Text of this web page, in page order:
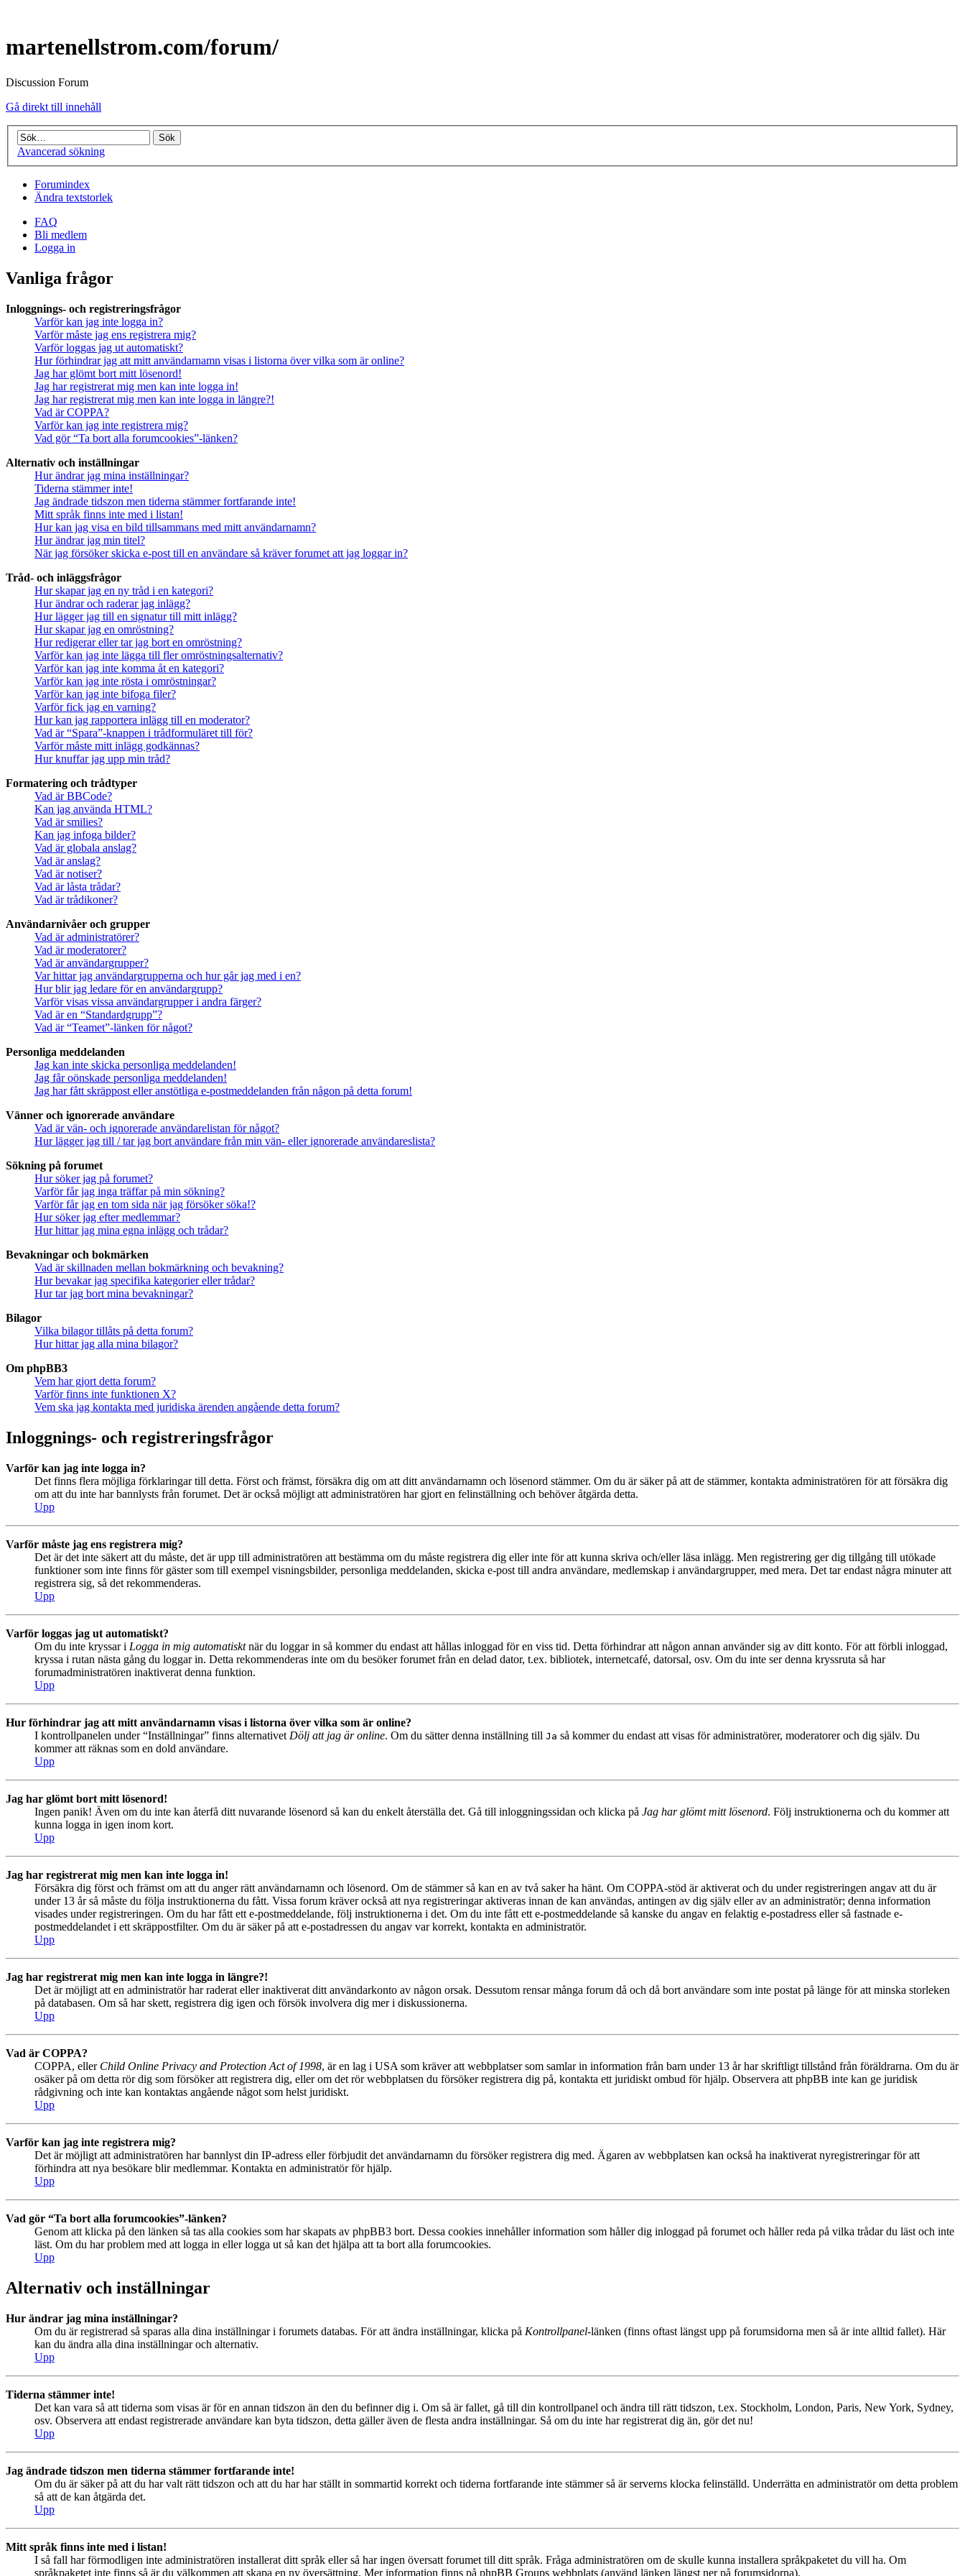
martenellstrom.com/forum/
Discussion Forum
Gå direkt till innehåll
Avancerad sökning
Forumindex
Ändra textstorlek
FAQ
Bli medlem
Logga in
Vanliga frågor
Inloggnings- och registreringsfrågor
Varför kan jag inte logga in?
Varför måste jag ens registrera mig?
Varför loggas jag ut automatiskt?
Hur förhindrar jag att mitt användarnamn visas i listorna över vilka som är online?
Jag har glömt bort mitt lösenord!
Jag har registrerat mig men kan inte logga in!
Jag har registrerat mig men kan inte logga in längre?!
Vad är COPPA?
Varför kan jag inte registrera mig?
Vad gör “Ta bort alla forumcookies”-länken?
Alternativ och inställningar
Hur ändrar jag mina inställningar?
Tiderna stämmer inte!
Jag ändrade tidszon men tiderna stämmer fortfarande inte!
Mitt språk finns inte med i listan!
Hur kan jag visa en bild tillsammans med mitt användarnamn?
Hur ändrar jag min titel?
När jag försöker skicka e-post till en användare så kräver forumet att jag loggar in?
Tråd- och inläggsfrågor
Hur skapar jag en ny tråd i en kategori?
Hur ändrar och raderar jag inlägg?
Hur lägger jag till en signatur till mitt inlägg?
Hur skapar jag en omröstning?
Hur redigerar eller tar jag bort en omröstning?
Varför kan jag inte lägga till fler omröstningsalternativ?
Varför kan jag inte komma åt en kategori?
Varför kan jag inte rösta i omröstningar?
Varför kan jag inte bifoga filer?
Varför fick jag en varning?
Hur kan jag rapportera inlägg till en moderator?
Vad är “Spara”-knappen i trådformuläret till för?
Varför måste mitt inlägg godkännas?
Hur knuffar jag upp min tråd?
Formatering och trådtyper
Vad är BBCode?
Kan jag använda HTML?
Vad är smilies?
Kan jag infoga bilder?
Vad är globala anslag?
Vad är anslag?
Vad är notiser?
Vad är låsta trådar?
Vad är trådikoner?
Användarnivåer och grupper
Vad är administratörer?
Vad är moderatorer?
Vad är användargrupper?
Var hittar jag användargrupperna och hur går jag med i en?
Hur blir jag ledare för en användargrupp?
Varför visas vissa användargrupper i andra färger?
Vad är en “Standardgrupp”?
Vad är “Teamet”-länken för något?
Personliga meddelanden
Jag kan inte skicka personliga meddelanden!
Jag får oönskade personliga meddelanden!
Jag har fått skräppost eller anstötliga e-postmeddelanden från någon på detta forum!
Vänner och ignorerade användare
Vad är vän- och ignorerade användarelistan för något?
Hur lägger jag till / tar jag bort användare från min vän- eller ignorerade användareslista?
Sökning på forumet
Hur söker jag på forumet?
Varför får jag inga träffar på min sökning?
Varför får jag en tom sida när jag försöker söka!?
Hur söker jag efter medlemmar?
Hur hittar jag mina egna inlägg och trådar?
Bevakningar och bokmärken
Vad är skillnaden mellan bokmärkning och bevakning?
Hur bevakar jag specifika kategorier eller trådar?
Hur tar jag bort mina bevakningar?
Bilagor
Vilka bilagor tillåts på detta forum?
Hur hittar jag alla mina bilagor?
Om phpBB3
Vem har gjort detta forum?
Varför finns inte funktionen X?
Vem ska jag kontakta med juridiska ärenden angående detta forum?
Inloggnings- och registreringsfrågor
Varför kan jag inte logga in?
Det finns flera möjliga förklaringar till detta. Först och främst, försäkra dig om att ditt användarnamn och lösenord stämmer. Om du är säker på att de stämmer, kontakta administratören för att försäkra dig
om att du inte har bannlysts från forumet. Det är också möjligt att administratören har gjort en felinställning och behöver åtgärda detta.
Upp
Varför måste jag ens registrera mig?
Det är det inte säkert att du måste, det är upp till administratören att bestämma om du måste registrera dig eller inte för att kunna skriva och/eller läsa inlägg. Men registrering ger dig tillgång till utökade
funktioner som inte finns för gäster som till exempel visningsbilder, personliga meddelanden, skicka e-post till andra användare, medlemskap i användargrupper, med mera. Det tar endast några minuter att
registrera sig, så det rekommenderas.
Upp
Varför loggas jag ut automatiskt?
Om du inte kryssar i Logga in mig automatisktnär du loggar in så kommer du endast att hållas inloggad för en viss tid. Detta förhindrar att någon annan använder sig av ditt konto. För att förbli inloggad,
kryssa i rutan nästa gång du loggar in. Detta rekommenderas inte om du besöker forumet från en delad dator, t.ex. bibliotek, internetcafé, datorsal, osv. Om du inte ser denna kryssruta så har
forumadministratören inaktiverat denna funktion.
Upp
Hur förhindrar jag att mitt användarnamn visas i listorna över vilka som är online?
I kontrollpanelen under “Inställningar” finns alternativet Dölj att jag är online. Om du sätter denna inställning till Ja så kommer du endast att visas för administratörer, moderatorer och dig själv. Du
kommer att räknas som en dold användare.
Upp
Jag har glömt bort mitt lösenord!
Ingen panik! Även om du inte kan återfå ditt nuvarande lösenord så kan du enkelt återställa det. Gå till inloggningssidan och klicka på Jag har glömt mitt lösenord. Följ instruktionerna och du kommer att
kunna logga in igen inom kort.
Upp
Jag har registrerat mig men kan inte logga in!
Försäkra dig först och främst om att du anger rätt användarnamn och lösenord. Om de stämmer så kan en av två saker ha hänt. Om COPPA-stöd är aktiverat och du under registreringen angav att du är
under 13 år så måste du följa instruktionerna du fått. Vissa forum kräver också att nya registreringar aktiveras innan de kan användas, antingen av dig själv eller av an administratör; denna information
visades under registreringen. Om du har fått ett e-postmeddelande, följ instruktionerna i det. Om du inte fått ett e-postmeddelande så kanske du angav en felaktig e-postadress eller så fastnade e-
postmeddelandet i ett skräppostfilter. Om du är säker på att e-postadressen du angav var korrekt, kontakta en administratör.
Upp
Jag har registrerat mig men kan inte logga in längre?!
Det är möjligt att en administratör har raderat eller inaktiverat ditt användarkonto av någon orsak. Dessutom rensar många forum då och då bort användare som inte postat på länge för att minska storleken
på databasen. Om så har skett, registrera dig igen och försök involvera dig mer i diskussionerna.
Upp
Vad är COPPA?
COPPA, eller Child Online Privacy and Protection Act of 1998, är en lag i USA som kräver att webbplatser som samlar in information från barn under 13 år har skriftligt tillstånd från föräldrarna. Om du är
osäker på om detta rör dig som försöker att registrera dig, eller om det rör webbplatsen du försöker registrera dig på, kontakta ett juridiskt ombud för hjälp. Observera att phpBB inte kan ge juridisk
rådgivning och inte kan kontaktas angående något som helst juridiskt.
Upp
Varför kan jag inte registrera mig?
Det är möjligt att administratören har bannlyst din IP-adress eller förbjudit det användarnamn du försöker registrera dig med. Ägaren av webbplatsen kan också ha inaktiverat nyregistreringar för att
förhindra att nya besökare blir medlemmar. Kontakta en administratör för hjälp.
Upp
Vad gör “Ta bort alla forumcookies”-länken?
Genom att klicka på den länken så tas alla cookies som har skapats av phpBB3 bort. Dessa cookies innehåller information som håller dig inloggad på forumet och håller reda på vilka trådar du läst och inte
läst. Om du har problem med att logga in eller logga ut så kan det hjälpa att ta bort alla forumcookies.
Upp
Alternativ och inställningar
Hur ändrar jag mina inställningar?
Om du är registrerad så sparas alla dina inställningar i forumets databas. För att ändra inställningar, klicka på Kontrollpanel-länken (finns oftast längst upp på forumsidorna men så är inte alltid fallet). Här
kan du ändra alla dina inställningar och alternativ.
Upp
Tiderna stämmer inte!
Det kan vara så att tiderna som visas är för en annan tidszon än den du befinner dig i. Om så är fallet, gå till din kontrollpanel och ändra till rätt tidszon, t.ex. Stockholm, London, Paris, New York, Sydney,
osv. Observera att endast registrerade användare kan byta tidszon, detta gäller även de flesta andra inställningar. Så om du inte har registrerat dig än, gör det nu!
Upp
Jag ändrade tidszon men tiderna stämmer fortfarande inte!
Om du är säker på att du har valt rätt tidszon och att du har har ställt in sommartid korrekt och tiderna fortfarande inte stämmer så är serverns klocka felinställd. Underrätta en administratör om detta problem
så att de kan åtgärda det.
Upp
Mitt språk finns inte med i listan!
I så fall har förmodligen inte administratören installerat ditt språk eller så har ingen översatt forumet till ditt språk. Fråga administratören om de skulle kunna installera språkpaketet du vill ha. Om
språkpaketet inte finns så är du välkommen att skapa en ny översättning. Mer information finns på phpBB Groups webbplats (använd länken längst ner på forumsidorna).